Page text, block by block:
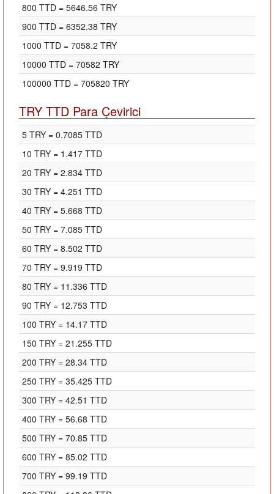
800 TTD = 5646.56 TRY
900 TTD = 6352.38 TRY
1000 TTD = 7058.2 TRY
10000 TTD = 70582 TRY
100000 TTD = 705820 TRY
TRY TTD Para Çevirici
5 TRY = 0.7085 TTD
10 TRY = 1.417 TTD
20 TRY = 2.834 TTD
30 TRY = 4.251 TTD
40 TRY = 5.668 TTD
50 TRY = 7.085 TTD
60 TRY = 8.502 TTD
70 TRY = 9.919 TTD
80 TRY = 11.336 TTD
90 TRY = 12.753 TTD
100 TRY = 14.17 TTD
150 TRY = 21.255 TTD
200 TRY = 28.34 TTD
250 TRY = 35.425 TTD
300 TRY = 42.51 TTD
400 TRY = 56.68 TTD
500 TRY = 70.85 TTD
600 TRY = 85.02 TTD
700 TRY = 99.19 TTD